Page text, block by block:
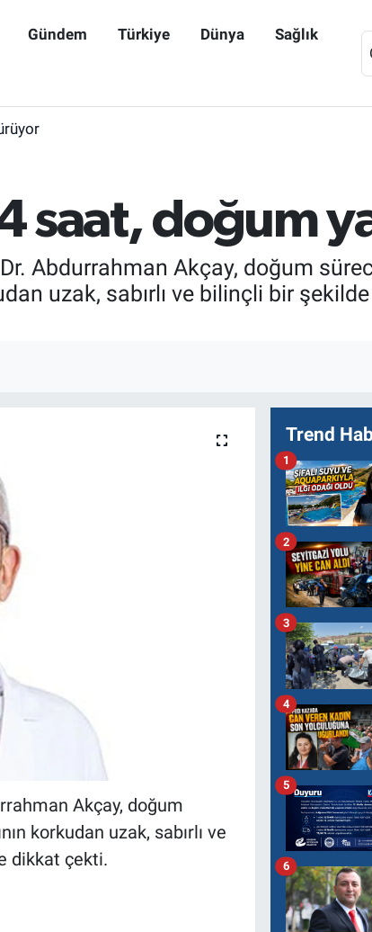
Gündem Türkiye Dünya Sağlık
saat, doğum
Abdurrahman Akçay, doğum
uzak, sabırlı ve bilinçli bir
Akçay, doğum
korkudan uzak, sabırlı ve
dikkat çekti.
Trend
1
2
3
4
5
6